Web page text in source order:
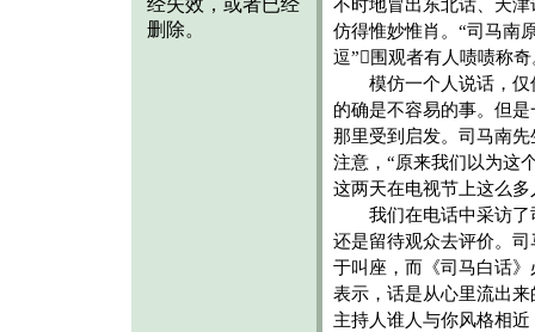
不时地冒出东北话、天
仿得惟妙惟肖。“司马南
逗”围观者有人啧啧称奇
模仿一个人说话，仅
的确是不容易的事。但
那里受到启发。司马南
注意，“原来我们以为这
这两天在电视节上这么
我们在电话中采访了
还是留待观众去评价。
于叫座，而《司马白话
表示，话是从心里流出
主持人谁人与你风格相